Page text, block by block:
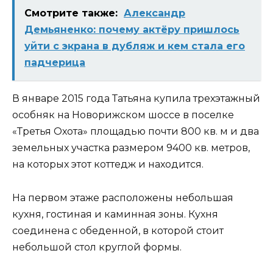
Смотрите также: Александр
Демьяненко: почему актёру пришлось
уйти с экрана в дубляж и кем стала его
падчерица
В январе 2015 года Татьяна купила трехэтажный
особняк на Новорижском шоссе в поселке
«Третья Охота» площадью почти 800 кв. м и два
земельных участка размером 9400 кв. метров,
на которых этот коттедж и находится.
На первом этаже расположены небольшая
кухня, гостиная и каминная зоны. Кухня
соединена с обеденной, в которой стоит
небольшой стол круглой формы.